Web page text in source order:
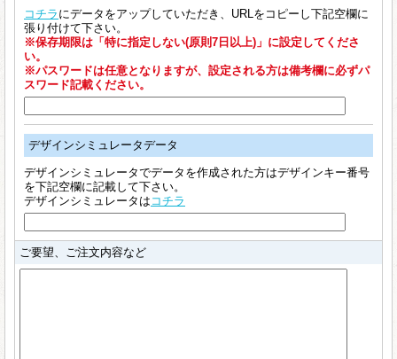
コチラ にデータをアップしていただき、URLをコピーし下記空欄に
張り付けて下さい。
※保存期限は「特に指定しない(原則7日以上)」に設定してくださ
い。
※パスワードは任意となりますが、設定される方は備考欄に必ずパ
スワード記載ください。
デザインシミュレータデータ
デザインシミュレータでデータを作成された方はデザインキー番号
を下記空欄に記載して下さい。
デザインシミュレータは コチラ
ご要望、ご注文内容など